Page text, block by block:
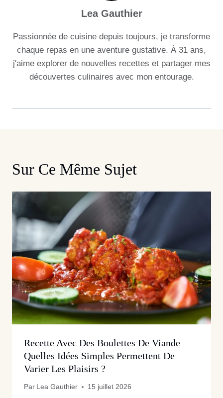
Lea Gauthier
Passionnée de cuisine depuis toujours, je transforme
chaque repas en une aventure gustative. À 31 ans,
j'aime explorer de nouvelles recettes et partager mes
découvertes culinaires avec mon entourage.
Sur Ce Même Sujet
Recette Avec Des Boulettes De Viande
Quelles Idées Simples Permettent De
Varier Les Plaisirs ?
Par Lea Gauthier 15 juillet 2026